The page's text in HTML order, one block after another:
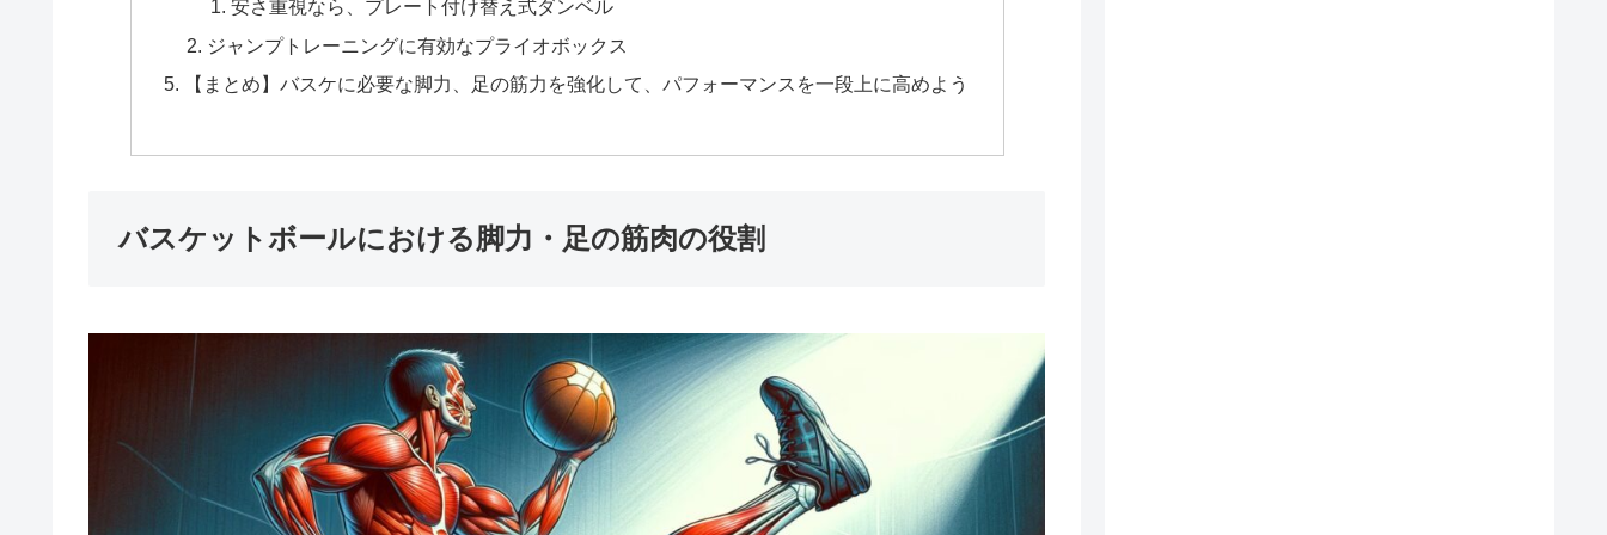
安さ重視なら、プレート付け替え式ダンベル
ジャンプトレーニングに有効なプライオボックス
【まとめ】バスケに必要な脚力、足の筋力を強化して、パフォーマンスを一段上に高めよう
バスケットボールにおける脚力・足の筋肉の役割